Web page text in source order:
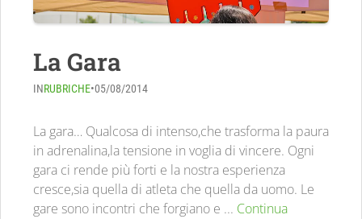
La Gara
INRUBRICHE•05/08/2014
La gara… Qualcosa di intenso,che trasforma la paura
in adrenalina,la tensione in voglia di vincere. Ogni
gara ci rende più forti e la nostra esperienza
cresce,sia quella di atleta che quella da uomo. Le
gare sono incontri che forgiano e ... Continua